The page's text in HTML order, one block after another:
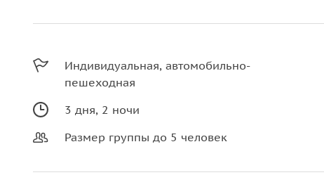
Индивидуальная, автомобильно-
пешеходная
3 дня, 2 ночи
Размер группы до 5 человек